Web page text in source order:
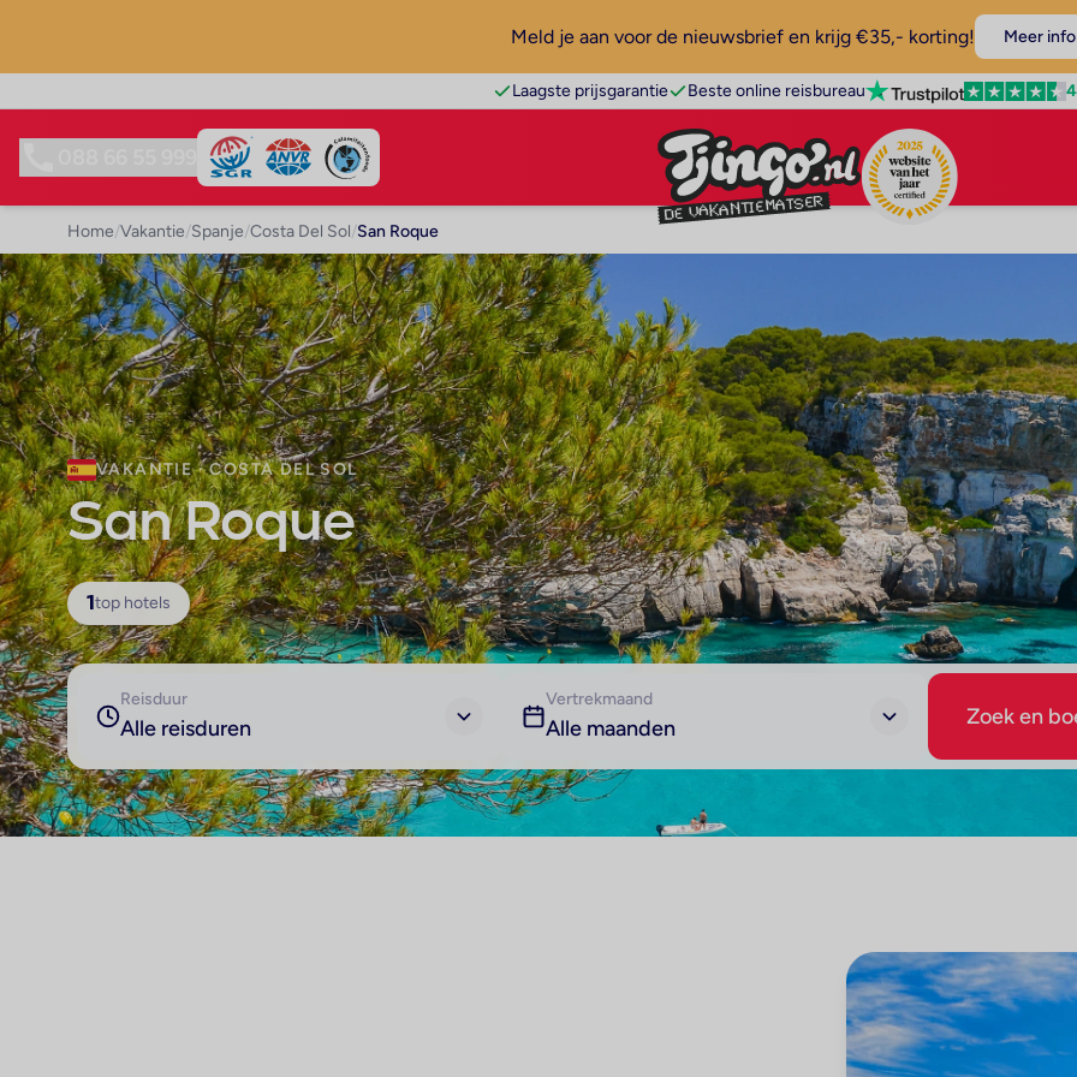
Meld je aan voor de nieuwsbrief en krijg €35,- korting! Meer info
Laagste prijsgarantie Beste online reisbureau
Home/Vakantie/Spanje/Costa Del Sol/San Roque
VAKANTIE · COSTA DEL SOL
San Roque
1 top hotels
Reisduur
Alle reisduren
Vertrekmaand
Alle maanden Zoek en